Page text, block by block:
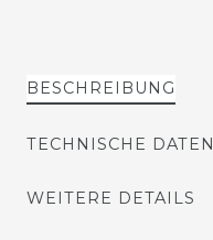
BESCHREIBUNG
TECHNISCHE DATEN
WEITERE DETAILS